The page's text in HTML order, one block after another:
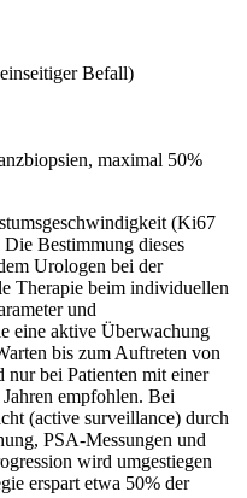
Befall)
maximal 50%
(Ki67
Bestimmung dieses
Urologen bei der
Therapie beim individuellen
und
eine aktive Überwachung
bis zum Auftreten von
bei Patienten mit einer
empfohlen. Bei
(active surveillance) durch
PSA-Messungen und
wird umgestiegen
erspart etwa 50% der